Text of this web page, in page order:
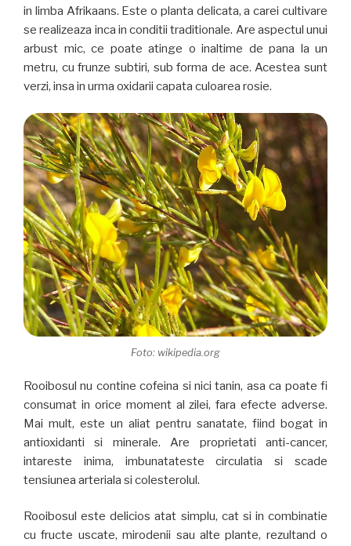
in limba Afrikaans. Este o planta delicata, a carei cultivare
se realizeaza inca in conditii traditionale. Are aspectul unui
arbust mic, ce poate atinge o inaltime de pana la un
metru, cu frunze subtiri, sub forma de ace. Acestea sunt
verzi, insa in urma oxidarii capata culoarea rosie.
Foto: wikipedia.org
Rooibosul nu contine cofeina si nici tanin, asa ca poate fi
consumat in orice moment al zilei, fara efecte adverse.
Mai mult, este un aliat pentru sanatate, fiind bogat in
antioxidanti si minerale. Are proprietati anti-cancer,
intareste inima, imbunatateste circulatia si scade
tensiunea arteriala si colesterolul.
Rooibosul este delicios atat simplu, cat si in combinatie
cu fructe uscate, mirodenii sau alte plante, rezultand o